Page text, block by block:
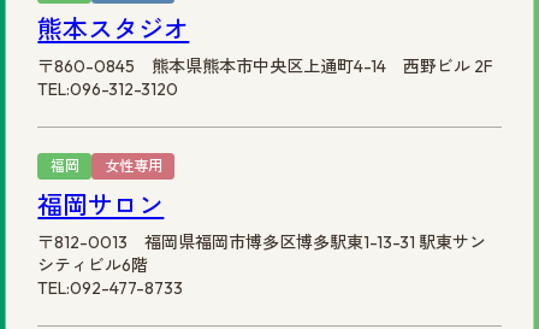
熊本スタジオ
〒860-0845 熊本県熊本市中央区上通町4-14 西野ビル 2F
TEL:096-312-3120
福岡 女性専用
福岡サロン
〒812-0013 福岡県福岡市博多区博多駅東1-13-31 駅東サン
シティビル6階
TEL:092-477-8733